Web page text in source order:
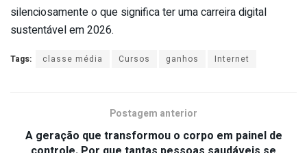
silenciosamente o que significa ter uma carreira digital
sustentável em 2026.
Tags: classe média Cursos ganhos Internet
Postagem anterior
A geração que transformou o corpo em painel de